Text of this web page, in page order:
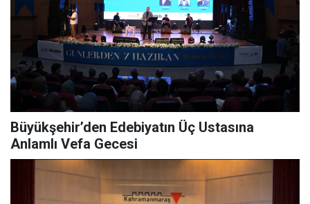
Büyükşehir’den Edebiyatın Üç Ustasına
Anlamlı Vefa Gecesi